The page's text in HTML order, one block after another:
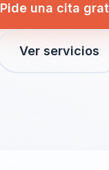
Pide una cita
Ver servicios